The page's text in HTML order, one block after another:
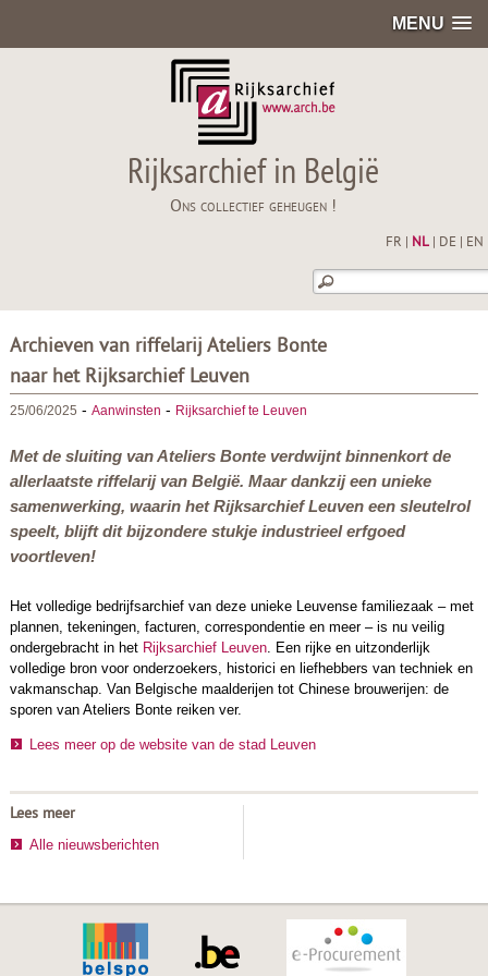
MENU
Rijksarchief in België
Ons collectief geheugen !
FR NL| DE EN
Archieven van riffelarij Ateliers Bonte
naar het Rijksarchief Leuven
25/06/2025 - Aanwinsten - Rijksarchief te Leuven
Met de sluiting van Ateliers Bonte verdwijnt binnenkort de
allerlaatste riffelarij van België. Maar dankzij een unieke
samenwerking, waarin het Rijksarchief Leuven een sleutelrol
speelt, blijft dit bijzondere stukje industrieel erfgoed
voortleven!
Het volledige bedrijfsarchief van deze unieke Leuvense familiezaak – met
plannen, tekeningen, facturen, correspondentie en meer – is nu veilig
ondergebracht in het Rijksarchief Leuven. Een rijke en uitzonderlijk
volledige bron voor onderzoekers, historici en liefhebbers van techniek en
vakmanschap. Van Belgische maalderijen tot Chinese brouwerijen: de
sporen van Ateliers Bonte reiken ver.
Lees meer op de website van de stad Leuven
Lees meer
Alle nieuwsberichten